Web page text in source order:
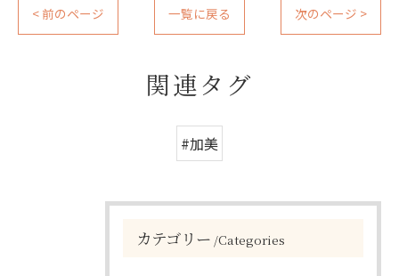
< 前のページ 一覧に戻る 次のページ >
関連タグ
#加美
カテゴリー Categories